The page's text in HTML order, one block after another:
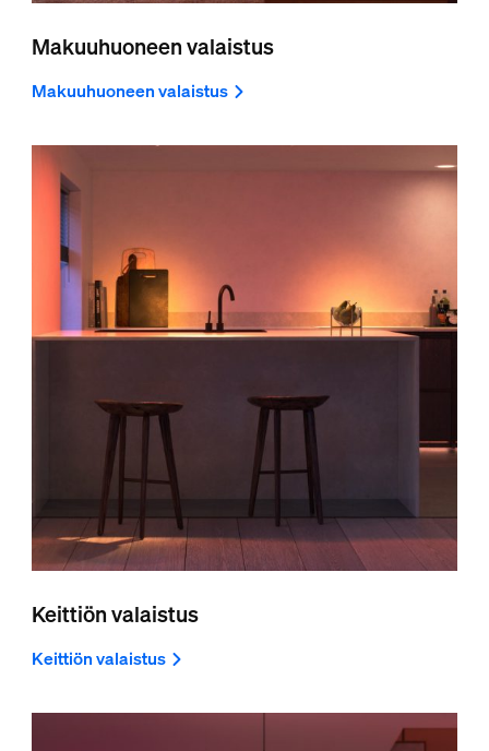
Makuuhuoneen valaistus
Makuuhuoneen valaistus
Keittiön valaistus
Keittiön valaistus